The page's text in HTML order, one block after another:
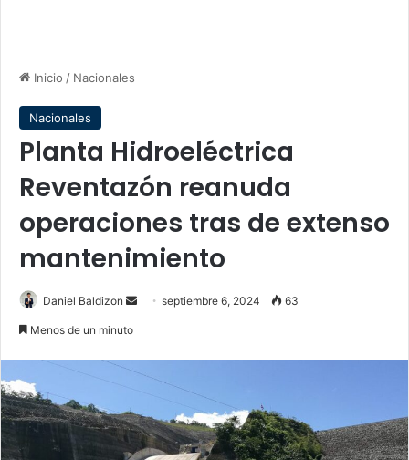
Inicio / Nacionales
Nacionales
Planta Hidroeléctrica
Reventazón reanuda
operaciones tras de extenso
mantenimiento
Daniel Baldizon
Sendseptiembre 6, 2024 63
Menos de un minuto